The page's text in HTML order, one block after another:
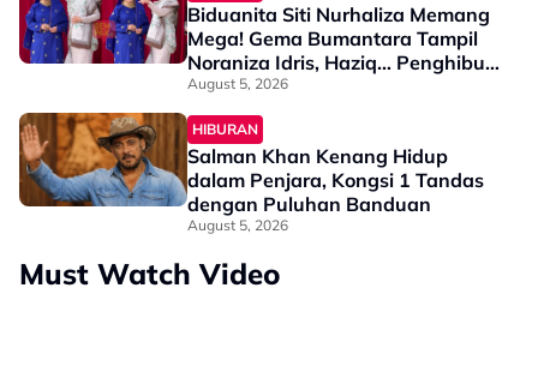
Biduanita Siti Nurhaliza Memang
Mega! Gema Bumantara Tampil
Noraniza Idris, Haziq… Penghibur
Indonesia, Lesti Kejora & King
Nassar Pun Ada
August 5, 2026
HIBURAN
Salman Khan Kenang Hidup
dalam Penjara, Kongsi 1 Tandas
dengan Puluhan Banduan
August 5, 2026
Must Watch Video